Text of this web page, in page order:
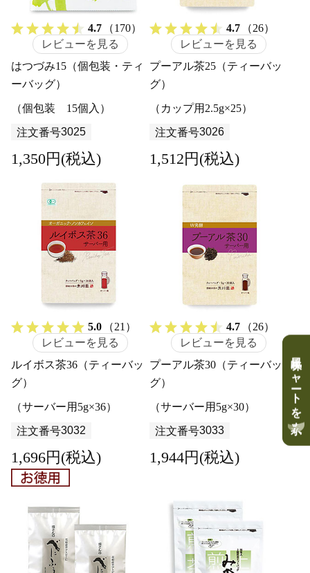
4.7
（170）
レビューを見る
はつづみ15（個包装・ティ
ーバッグ）
（個包装 15個入）
注文番号3025
1,350円(税込)
4.7
（26）
レビューを見る
プーアル茶25（ティーバッ
グ）
（カップ用2.5g×25）
注文番号3026
1,512円(税込)
5.0
（21）
レビューを見る
ルイボス茶36（ティーバッ
グ）
（サーバー用5g×36）
注文番号3032
1,696円(税込)
4.7
（26）
レビューを見る
プーアル茶30（ティーバッ
グ）
（サーバー用5g×30）
注文番号3033
1,944円(税込)
風味チャートを表示
風味チャートを表示
風味チャートを表示